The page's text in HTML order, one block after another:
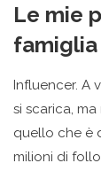
Le mie
famiglia
Influencer. A
si scarica,
quello che è
milioni di